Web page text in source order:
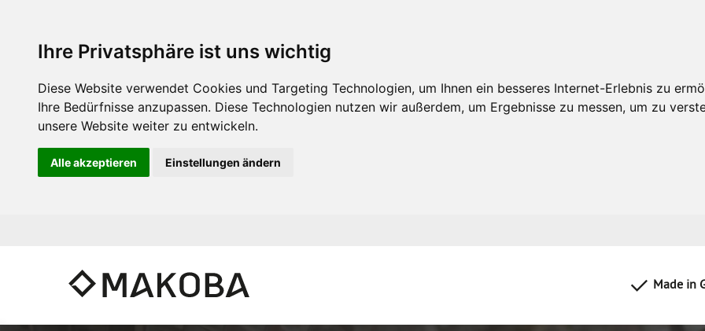
Ihre Privatsphäre ist uns wichtig
Diese Website verwendet Cookies und Targeting Technologien, um Ihnen ein besseres Internet-Erlebnis zu
Ihre Bedürfnisse anzupassen. Diese Technologien nutzen wir außerdem, um Ergebnisse zu messen, um zu
unsere Website weiter zu entwickeln.
Alle akzeptieren Einstellungen ändern
Made in